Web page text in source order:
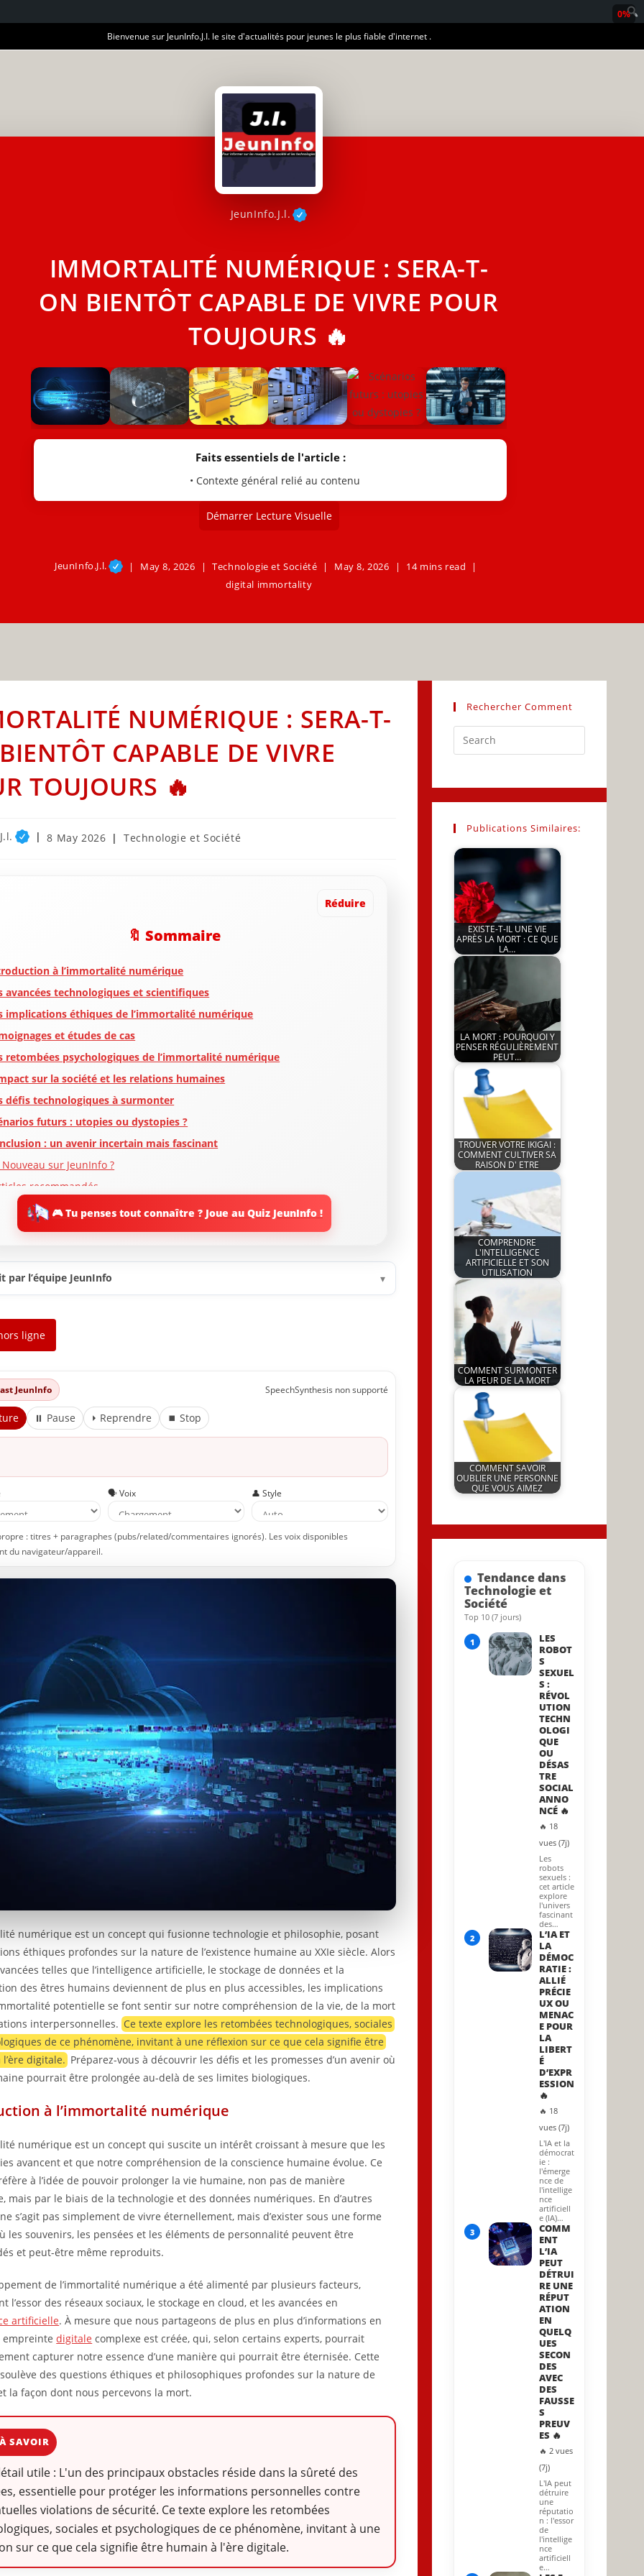
Bienvenue sur JeunInfo.J.I. le site d'actualités pour jeunes le plus fiable d'internet .
JeunInfo.J.l.
IMMORTALITÉ NUMÉRIQUE : SERA-T-
ON BIENTÔT CAPABLE DE VIVRE POUR
TOUJOURS 🔥
Faits essentiels de l'article :
• Contexte général relié au contenu
Démarrer Lecture Visuelle
JeunInfo.J.l. May 8, 2026 Technologie et Société May 8, 2026
14 mins read
digital immortality
NUMÉRIQUE : SERA-T-
CAPABLE DE VIVRE
TOUJOURS 🔥
Post
8 May 2026
Post
Technologie et Société
Réduire
🔖 Sommaire
à l’immortalité numérique
avancées technologiques et scientifiques
implications éthiques de l’immortalité numérique
et études de cas
retombées psychologiques de l’immortalité numérique
sur la société et les relations humaines
défis technologiques à surmonter
futurs : utopies ou dystopies ?
: un avenir incertain mais fascinant
Nouveau sur JeunInfo ?
recommandés
l'amour
🎮 Tu penses tout connaître ? Joue au Quiz JeunInfo !
par l’équipe JeunInfo ▾
ligne
JeunInfo SpeechSynthesis non supporté
⏸ Pause ⏵ Reprendre ⏹ Stop
🗣️ Voix 👤 Style
: titres + paragraphes (pubs/related/commentaires ignorés). Les voix disponibles
du navigateur/appareil.
numérique est un concept qui fusionne technologie et philosophie, posant
éthiques profondes sur la nature de l’existence humaine au XXIe siècle. Alors
telles que l’intelligence artificielle, le stockage de données et la
des êtres humains deviennent de plus en plus accessibles, les implications
potentielle se font sentir sur notre compréhension de la vie, de la mort
interpersonnelles.Ce texte explore les retombées technologiques, sociales
de ce phénomène, invitant à une réflexion sur ce que cela signifie être
digitale. Préparez-vous à découvrir les défis et les promesses d’un avenir où
pourrait être prolongée au-delà de ses limites biologiques.
à l’immortalité numérique
numérique est un concept qui suscite un intérêt croissant à mesure que les
avancent et que notre compréhension de la conscience humaine évolue. Ce
à l’idée de pouvoir prolonger la vie humaine, non pas de manière
mais par le biais de la technologie et des données numériques. En d’autres
s’agit pas simplement de vivre éternellement, mais d’exister sous une forme
les souvenirs, les pensées et les éléments de personnalité peuvent être
et peut-être même reproduits.
de l’immortalité numérique a été alimenté par plusieurs facteurs,
l’essor des réseaux sociaux, le stockage en cloud, et les avancées en
artificielle. À mesure que nous partageons de plus en plus d’informations en
empreintedigitale complexe est créée, qui, selon certains experts, pourrait
capturer notre essence d’une manière qui pourrait être éternisée. Cette
des questions éthiques et philosophiques profondes sur la nature de
la façon dont nous percevons la mort.
SAVOIR
utile : L'un des principaux obstacles réside dans la sûreté des
essentielle pour protéger les informations personnelles contre
violations de sécurité. Ce texte explore les retombées
sociales et psychologiques de ce phénomène, invitant à une
sur ce que cela signifie être humain à l'ère digitale.
Rechercher Comment
Escape
close
the
Publications Similaires:
EXISTE-T-IL UNE VIE
APRÈS LA MORT : CE QUE
LA…
by
JeunInfo.J.l.
19 May 2026
LA MORT : POURQUOI Y
PENSER RÉGULIÈREMENT
PEUT…
by
JeunInfo.J.l.
TROUVER VOTRE IKIGAI :
COMMENT CULTIVER SA
RAISON D' ETRE
by
5 November 2024
COMPRENDRE
L'INTELLIGENCE
ARTIFICIELLE ET SON
UTILISATION
by
JeunInfo.J.l.
20 March 2025
COMMENT SURMONTER
LA PEUR DE LA MORT
by
JeunInfo.J.l.
COMMENT SAVOIR
OUBLIER UNE PERSONNE
QUE VOUS AIMEZ
21 March 2022
Tendance dans
Technologie et
Société
Top 10 (7 jours)
1
LES
ROBOT
S
SEXUEL
S :
RÉVOL
UTION
TECHN
OLOGI
QUE
OU
DÉSAS
TRE
SOCIAL
ANNO
NCÉ 🔥
🔥 18
vues (7j)
Les
robots
sexuels :
cet article
explore
l'univers
fascinant
des…
2
L’IA ET
LA
DÉMOC
RATIE :
ALLIÉ
PRÉCIE
UX OU
MENAC
E POUR
LA
LIBERT
É
D’EXPR
ESSION
🔥
🔥 18
vues (7j)
L'IA et la
démocrat
ie :
l'émerge
nce de
l'intellige
nce
artificiell
e (IA)…
3
COMM
ENT
L’IA
PEUT
DÉTRUI
RE UNE
RÉPUT
ATION
EN
QUELQ
UES
SECON
DES
AVEC
DES
FAUSSE
S
PREUV
ES 🔥
🔥 2 vues
(7j)
L'IA peut
détruire
une
réputatio
n : l'essor
de
l'intellige
nce
artificiell
e…
0%